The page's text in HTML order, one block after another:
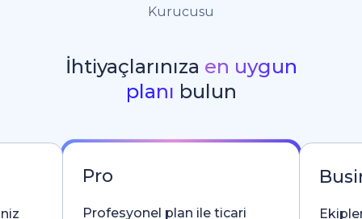
Kurucusu
İhtiyaçlarınıza en uygun
planı bulun
Pro
Profesyonel plan ile ticari